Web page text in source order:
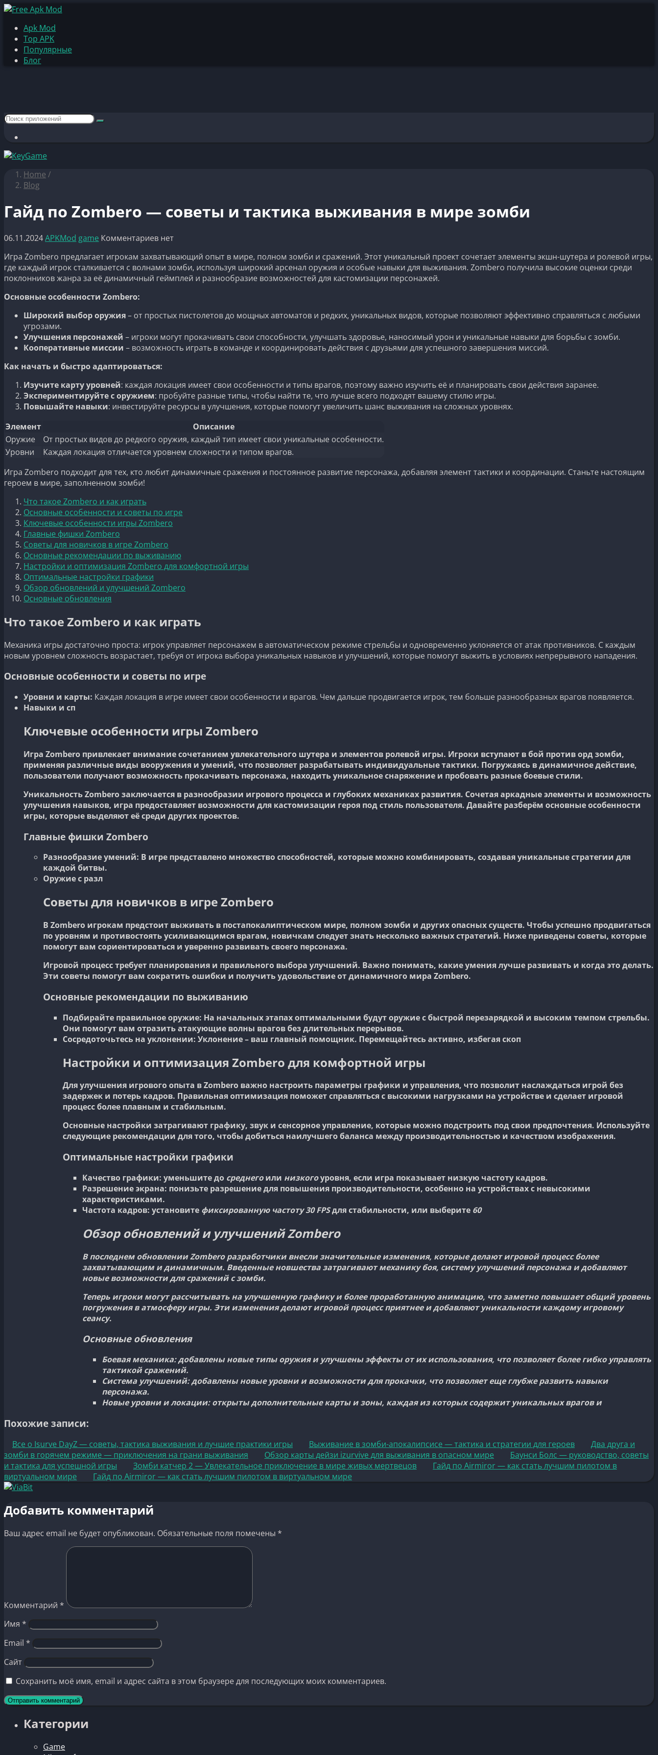
Apk Mod
Top APK
Популярные
Блог
Home /
Blog
Гайд по Zombero — советы и тактика выживания в мире зомби
06.11.2024APKMod game Комментариев нет
Игра Zombero предлагает игрокам захватывающий опыт в мире, полном зомби и сражений. Этот уникальный проект сочетает элементы экшн-шутера и ролевой игры,
где каждый игрок сталкивается с волнами зомби, используя широкий арсенал оружия и особые навыки для выживания. Zombero получила высокие оценки среди
поклонников жанра за её динамичный геймплей и разнообразие возможностей для кастомизации персонажей.
Основные особенности Zombero:
Широкий выбор оружия– от простых пистолетов до мощных автоматов и редких, уникальных видов, которые позволяют эффективно справляться с любыми
угрозами.
Улучшения персонажей – игроки могут прокачивать свои способности, улучшать здоровье, наносимый урон и уникальные навыки для борьбы с зомби.
Кооперативные миссии – возможность играть в команде и координировать действия с друзьями для успешного завершения миссий.
Как начать и быстро адаптироваться:
Изучите карту уровней: каждая локация имеет свои особенности и типы врагов, поэтому важно изучить её и планировать свои действия заранее.
Экспериментируйте с оружием: пробуйте разные типы, чтобы найти те, что лучше всего подходят вашему стилю игры.
Повышайте навыки: инвестируйте ресурсы в улучшения, которые помогут увеличить шанс выживания на сложных уровнях.
Элемент
Описание
Оружие
От простых видов до редкого оружия, каждый тип имеет свои уникальные особенности.
Уровни
Каждая локация отличается уровнем сложности и типом врагов.
Игра Zombero подходит для тех, кто любит динамичные сражения и постоянное развитие персонажа, добавляя элемент тактики и координации. Станьте настоящим
героем в мире, заполненном зомби!
Что такое Zombero и как играть
Основные особенности и советы по игре
Ключевые особенности игры Zombero
Главные фишки Zombero
Советы для новичков в игре Zombero
Основные рекомендации по выживанию
Настройки и оптимизация Zombero для комфортной игры
Оптимальные настройки графики
Обзор обновлений и улучшений Zombero
Основные обновления
Что такое Zombero и как играть
Механика игры достаточно проста: игрок управляет персонажем в автоматическом режиме стрельбы и одновременно уклоняется от атак противников. С каждым
новым уровнем сложность возрастает, требуя от игрока выбора уникальных навыков и улучшений, которые помогут выжить в условиях непрерывного нападения.
Основные особенности и советы по игре
Уровни и карты: Каждая локация в игре имеет свои особенности и врагов. Чем дальше продвигается игрок, тем больше разнообразных врагов появляется.
Навыки и сп
Ключевые особенности игры Zombero
Игра Zombero привлекает внимание сочетанием увлекательного шутера и элементов ролевой игры. Игроки вступают в бой против орд зомби,
применяя различные виды вооружения и умений, что позволяет разрабатывать индивидуальные тактики. Погружаясь в динамичное действие,
пользователи получают возможность прокачивать персонажа, находить уникальное снаряжение и пробовать разные боевые стили.
Уникальность Zombero заключается в разнообразии игрового процесса и глубоких механиках развития. Сочетая аркадные элементы и возможность
улучшения навыков, игра предоставляет возможности для кастомизации героя под стиль пользователя. Давайте разберём основные особенности
игры, которые выделяют её среди других проектов.
Главные фишки Zombero
Разнообразие умений: В игре представлено множество способностей, которые можно комбинировать, создавая уникальные стратегии для
каждой битвы.
Оружие с разл
Советы для новичков в игре Zombero
В Zombero игрокам предстоит выживать в постапокалиптическом мире, полном зомби и других опасных существ. Чтобы успешно продвигаться
по уровням и противостоять усиливающимся врагам, новичкам следует знать несколько важных стратегий. Ниже приведены советы, которые
помогут вам сориентироваться и уверенно развивать своего персонажа.
Игровой процесс требует планирования и правильного выбора улучшений. Важно понимать, какие умения лучше развивать и когда это делать.
Эти советы помогут вам сократить ошибки и получить удовольствие от динамичного мира Zombero.
Основные рекомендации по выживанию
Подбирайте правильное оружие: На начальных этапах оптимальными будут оружие с быстрой перезарядкой и высоким темпом стрельбы.
Они помогут вам отразить атакующие волны врагов без длительных перерывов.
Сосредоточьтесь на уклонении: Уклонение – ваш главный помощник. Перемещайтесь активно, избегая скоп
Настройки и оптимизация Zombero для комфортной игры
Для улучшения игрового опыта в Zombero важно настроить параметры графики и управления, что позволит наслаждаться игрой без
задержек и потерь кадров. Правильная оптимизация поможет справляться с высокими нагрузками на устройстве и сделает игровой
процесс более плавным и стабильным.
Основные настройки затрагивают графику, звук и сенсорное управление, которые можно подстроить под свои предпочтения. Используйте
следующие рекомендации для того, чтобы добиться наилучшего баланса между производительностью и качеством изображения.
Оптимальные настройки графики
Качество графики: уменьшите до среднегоили низкогоуровня, если игра показывает низкую частоту кадров.
Разрешение экрана: понизьте разрешение для повышения производительности, особенно на устройствах с невысокими
характеристиками.
Частота кадров: установите фиксированную частоту 30 FPSдля стабильности, или выберите 60
Обзор обновлений и улучшений Zombero
В последнем обновлении Zombero разработчики внесли значительные изменения, которые делают игровой процесс более
захватывающим и динамичным. Введенные новшества затрагивают механику боя, систему улучшений персонажа и добавляют
новые возможности для сражений с зомби.
Теперь игроки могут рассчитывать на улучшенную графику и более проработанную анимацию, что заметно повышает общий уровень
погружения в атмосферу игры. Эти изменения делают игровой процесс приятнее и добавляют уникальности каждому игровому
сеансу.
Основные обновления
Боевая механика:добавлены новые типы оружия и улучшены эффекты от их использования, что позволяет более гибко управлять
тактикой сражений.
Система улучшений:добавлены новые уровни и возможности для прокачки, что позволяет еще глубже развить навыки
персонажа.
Новые уровни и локации:открыты дополнительные карты и зоны, каждая из которых содержит уникальных врагов и
Похожие записи:
Все о Isurve DayZ — советы, тактика выживания и лучшие практики игры Выживание в зомби-апокалипсисе — тактика и стратегии для героев
Два друга и
зомби в горячем режиме — приключения на грани выживания
Обзор карты дейзи izurvive для выживания в опасном мире
Баунси Болс — руководство, советы
и тактика для успешной игры
Зомби катчер 2 — Увлекательное приключение в мире живых мертвецов
Гайд по Airmiror — как стать лучшим пилотом в
виртуальном мире
Гайд по Airmiror — как стать лучшим пилотом в виртуальном мире
Добавить комментарий
Ваш адрес email не будет опубликован. Обязательные поля помечены *
Комментарий *
Имя *
Email *
Сайт
Сохранить моё имя, email и адрес сайта в этом браузере для последующих моих комментариев.
Категории
Game